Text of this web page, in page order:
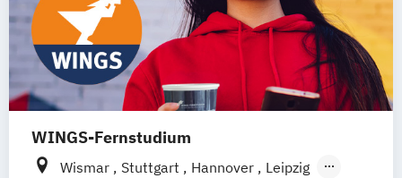
WINGS-Fernstudium
Wismar Stuttgart Hannover
Leipzig